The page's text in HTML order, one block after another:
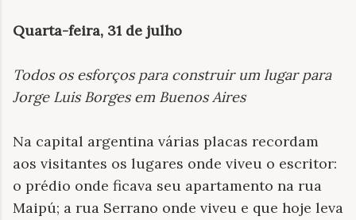
Quarta-feira, 31 de julho
Todos os esforços para construir um lugar para
Jorge Luis Borges em Buenos Aires
Na capital argentina várias placas recordam
aos visitantes os lugares onde viveu o escritor:
o prédio onde ficava seu apartamento na rua
Maipú; a rua Serrano onde viveu e que hoje leva